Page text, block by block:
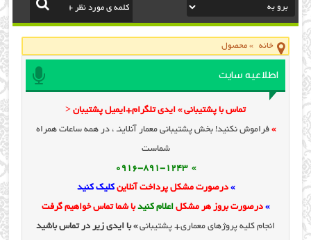
خانه »محصول
اطلاعیه سایت
تماس با پشتیبانی » ایدی تلگرام+ایمیل پشتیبان <
» فراموش نکنید! بخش پشتیبانی معمار آنلاینـ ، در همه ساعات همراه
شماست
» 0916-891-1243
» درصورت مشکل پرداخت آنلاینکلیک کنید
» درصورت بروز هر مشکل اعلام کنیدبا شما تماس خواهیم گرفت
انجام کلیه پروژهای معماری+ پشتیبانی» با ایدی زیر در تماس باشید